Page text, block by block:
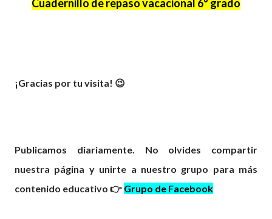
Cuadernillo de repaso vacacional 6° grado
¡Gracias por tu visita! 😉
Publicamos diariamente. No olvides compartir
nuestra página y unirte a nuestro grupo para más
contenido educativo 👉 Grupo de Facebook